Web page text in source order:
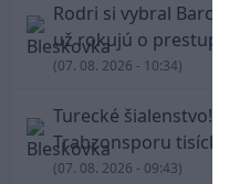
Rodri si vybral
už rokujú o
(07. 08. 2026 - 10:34)
Turecké šialenstvo!
Trabzonsporu tisícky
(07. 08. 2026 - 09:43)